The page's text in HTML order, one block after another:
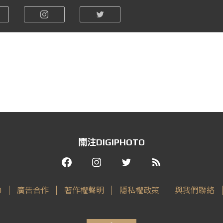
關注DIGIPHOTO
廣告合作 著作權聲明 隱私權政策 與我們聯絡